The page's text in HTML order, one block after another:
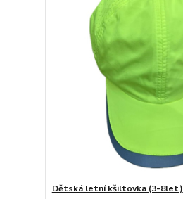
Dětská letní kšiltovka (3-8let)